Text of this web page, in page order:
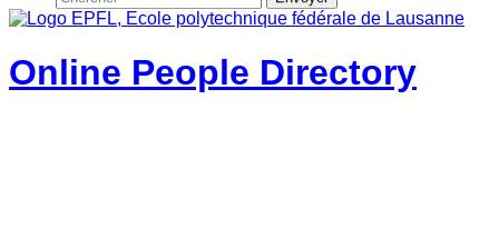
Online People Directory